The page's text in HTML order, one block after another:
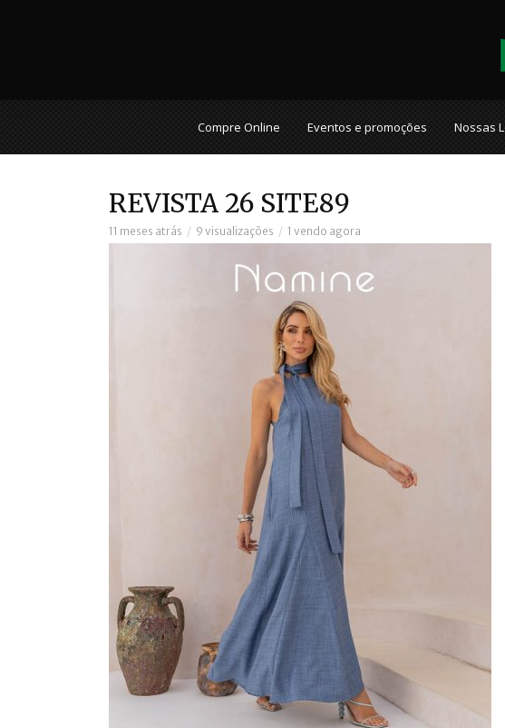
Compre Online Eventos e promoções Nossas
REVISTA 26 SITE89
11 meses atrás 9 visualizações 1 vendo agora